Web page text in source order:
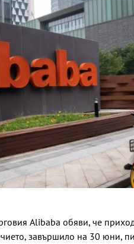
Alibaba обяви, че
завършило на 30 юни,